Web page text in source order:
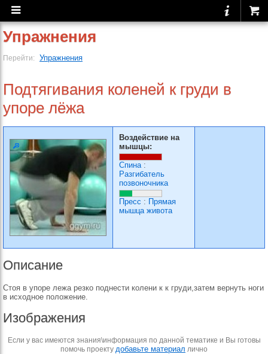
Упражнения
Перейти: Упражнения
Подтягивания коленей к груди в
упоре лёжа
Воздействие на
мышцы:
Спина:
Разгибатель
позвоночника
Пресс : Прямая
мышца живота
Описание
Стоя в упоре лежа резко поднести колени к к груди,затем вернуть ноги
в исходное положение.
Изображения
Если у вас имеются знания\информация по данной тематике и Вы готовы
помочь проекту добавьте материал лично